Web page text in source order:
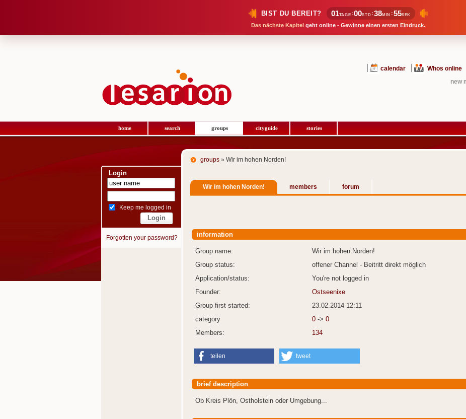
BIST DU BEREIT? 01TAGE :00STD :38MIN :54SEK
Das nächste Kapitel geht online - Gewinne einen ersten Eindruck.
calendar Whos online
new
home search groups cityguide stories
Login
Keep me logged in
Forgotten your password?
groups » Wir im hohen Norden!
Wir im hohen Norden! members forum
information
Group name:
Wir im hohen Norden!
Group status:
offener Channel - Beitritt direkt möglich
Application/status:
You're not logged in
Founder:
Ostseenixe
Group first started:
23.02.2014 12:11
category
0-> 0
Members:
134
teilen tweet
brief description
Ob Kreis Plön, Ostholstein oder Umgebung...